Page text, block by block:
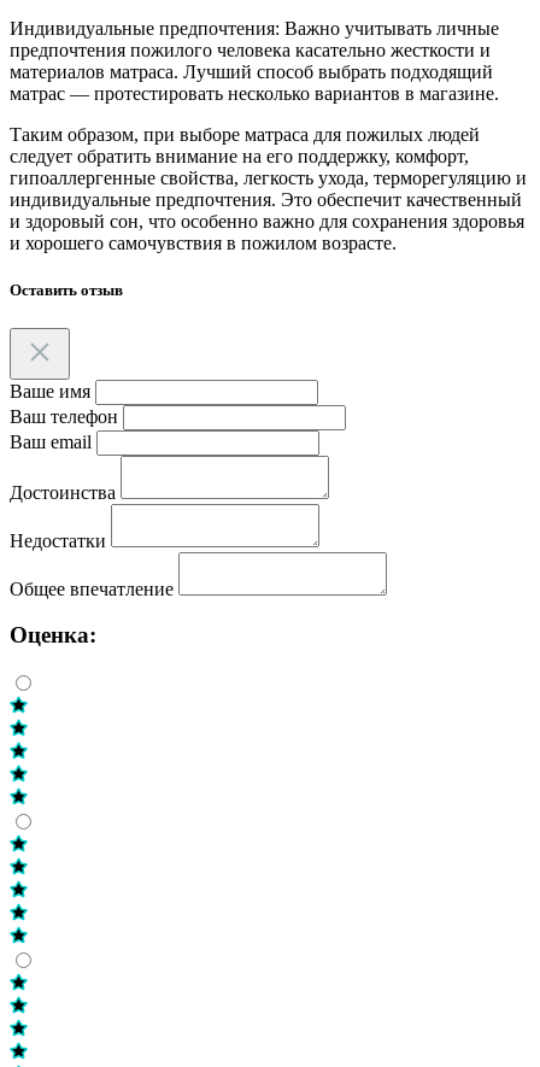
Индивидуальные предпочтения: Важно учитывать личные
предпочтения пожилого человека касательно жесткости и
материалов матраса. Лучший способ выбрать подходящий
матрас — протестировать несколько вариантов в магазине.
Таким образом, при выборе матраса для пожилых людей
следует обратить внимание на его поддержку, комфорт,
гипоаллергенные свойства, легкость ухода, терморегуляцию и
индивидуальные предпочтения. Это обеспечит качественный
и здоровый сон, что особенно важно для сохранения здоровья
и хорошего самочувствия в пожилом возрасте.
Оставить отзыв
Ваше имя
Ваш телефон
Ваш email
Достоинства
Недостатки
Общее впечатление
Оценка: